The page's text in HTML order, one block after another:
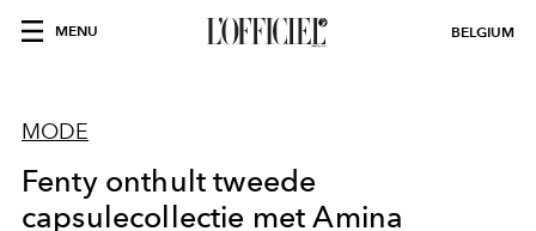
MENU BELGIUM
MODE
Fenty onthult tweede
capsulecollectie met Amina